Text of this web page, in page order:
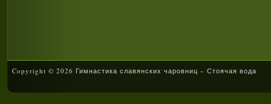
Copyright © 2026 Гимнастика славянских чаровниц – Стоячая вода